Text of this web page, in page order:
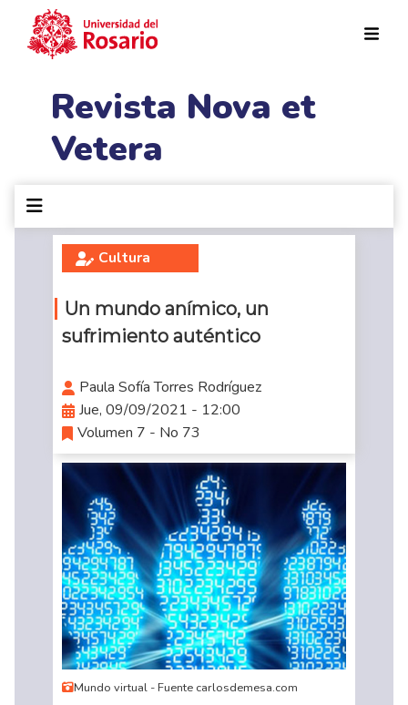
Revista Nova et
Vetera
Cultura
Un mundo anímico, un
sufrimiento auténtico
Paula Sofía Torres Rodríguez
Jue, 09/09/2021 - 12:00
Volumen 7 - No 73
Mundo virtual - Fuente carlosdemesa.com